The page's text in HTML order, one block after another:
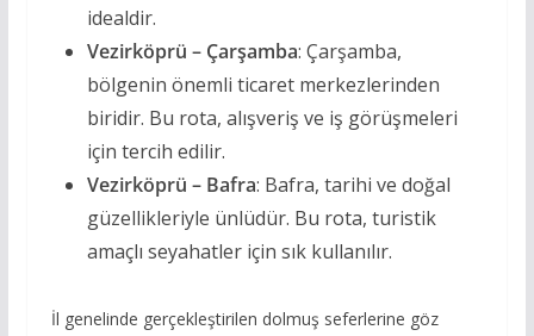
idealdir.
Vezirköprü – Çarşamba: Çarşamba,
bölgenin önemli ticaret merkezlerinden
biridir. Bu rota, alışveriş ve iş görüşmeleri
için tercih edilir.
Vezirköprü – Bafra: Bafra, tarihi ve doğal
güzellikleriyle ünlüdür. Bu rota, turistik
amaçlı seyahatler için sık kullanılır.
İl genelinde gerçekleştirilen dolmuş seferlerine göz